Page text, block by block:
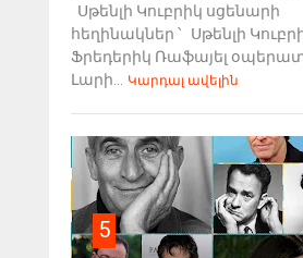
Սթենլի Կուբրիկ սցենարի
հեղինակներ ՝ Սթենլի
Ֆրեդերիկ Ռաֆայել
Լարի...
Կարդալ ավելին
5